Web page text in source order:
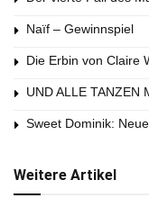
Naïf – Gewinnspiel
Die Erbin von Claire
UND ALLE TANZEN
Sweet Dominik:
Weitere Artikel